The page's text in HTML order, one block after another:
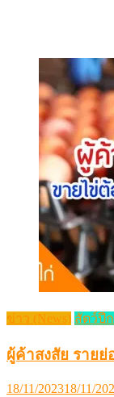
ข่าว (News) สัตว์ปีก
ผู้ค้าสงสัย ราย
Posted
18/11/202318/11/